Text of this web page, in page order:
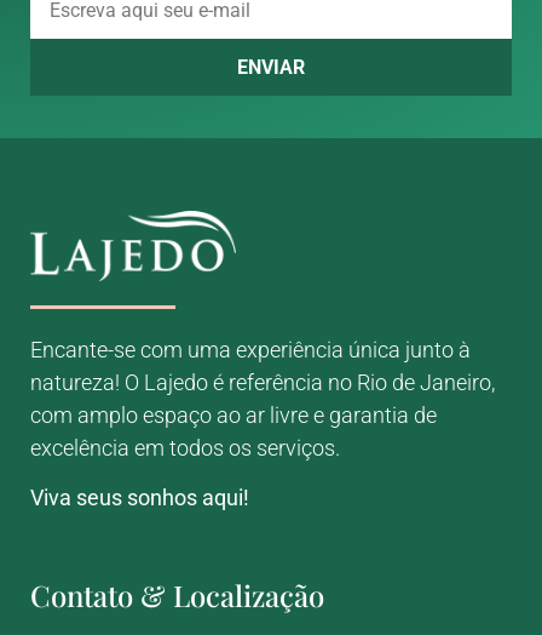
ENVIAR
Encante-se com uma experiência única junto à
natureza! O Lajedo é referência no Rio de Janeiro,
com amplo espaço ao ar livre e garantia de
excelência em todos os serviços.
Viva seus sonhos aqui!
Contato & Localização